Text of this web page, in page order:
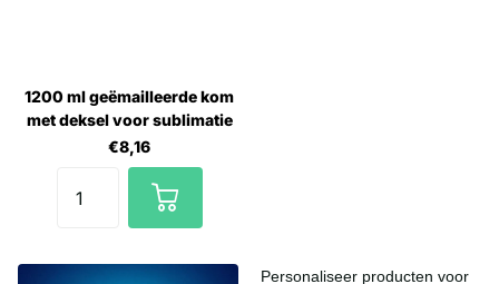
1200 ml geëmailleerde kom
met deksel voor sublimatie
€8,16
Personaliseer producten voor